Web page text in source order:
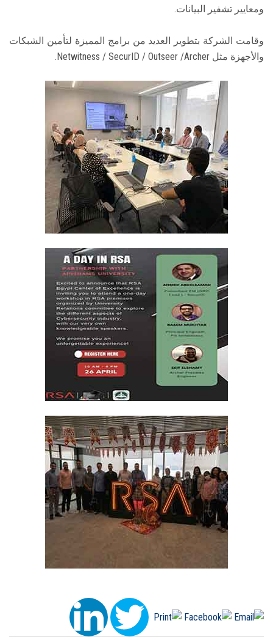
ومعايير تشفير البيانات.
وقامت الشركة بتطوير العديد من برامج المميزة لتأمين الشبكات
والأجهزة مثل Netwitness / SecurID / Outseer /Archer.